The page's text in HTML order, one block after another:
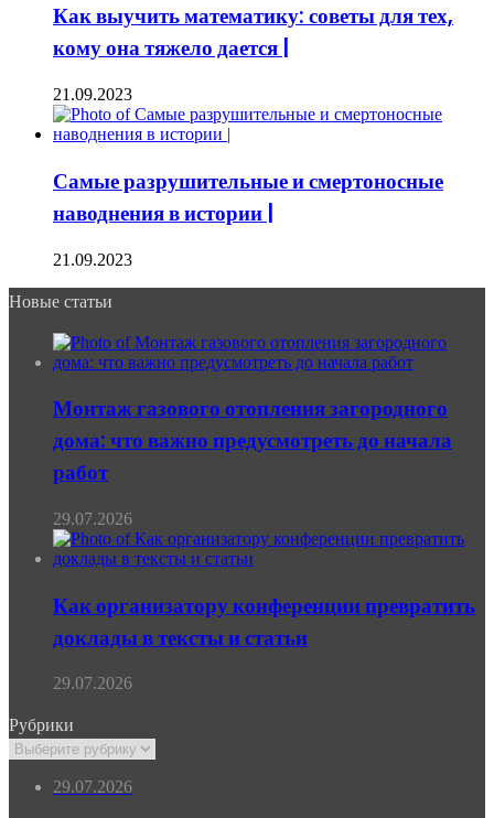
Как выучить математику: советы для тех,
кому она тяжело дается |
21.09.2023
Самые разрушительные и смертоносные
наводнения в истории |
21.09.2023
Новые статьи
Монтаж газового отопления загородного
дома: что важно предусмотреть до начала
работ
29.07.2026
Как организатору конференции превратить
доклады в тексты и статьи
29.07.2026
Рубрики
Рубрики
29.07.2026